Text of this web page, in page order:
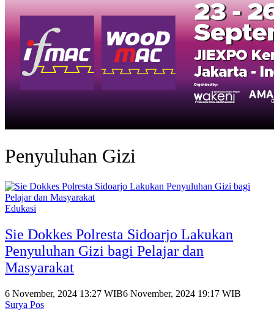
Penyuluhan Gizi
Edukasi
Sie Dokkes Polresta Sidoarjo Lakukan
Penyuluhan Gizi bagi Pelajar dan
Masyarakat
6 November, 2024 13:27 WIB6 November, 2024 19:17 WIB
Surya Pos